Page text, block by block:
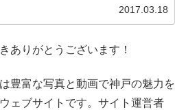
2017.03.18
ありがとうございます！
豊富な写真と動画で神戸の魅力を
ェブサイトです。サイト運営者